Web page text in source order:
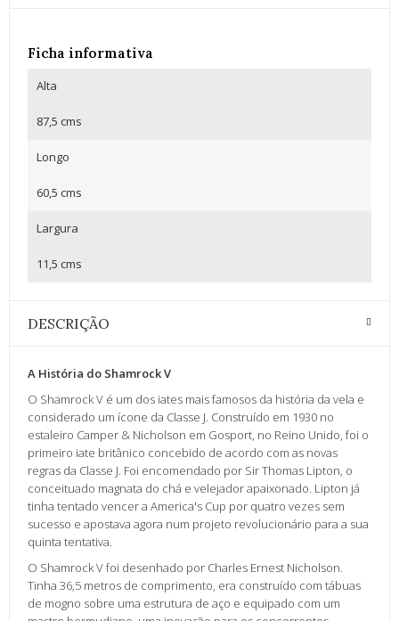
Ficha informativa
Alta
87,5 cms
Longo
60,5 cms
Largura
11,5 cms
DESCRIÇÃO
A História do Shamrock V
O Shamrock V é um dos iates mais famosos da história da vela e
considerado um ícone da Classe J. Construído em 1930 no
estaleiro Camper & Nicholson em Gosport, no Reino Unido, foi o
primeiro iate britânico concebido de acordo com as novas
regras da Classe J. Foi encomendado por Sir Thomas Lipton, o
conceituado magnata do chá e velejador apaixonado. Lipton já
tinha tentado vencer a America's Cup por quatro vezes sem
sucesso e apostava agora num projeto revolucionário para a sua
quinta tentativa.
O Shamrock V foi desenhado por Charles Ernest Nicholson.
Tinha 36,5 metros de comprimento, era construído com tábuas
de mogno sobre uma estrutura de aço e equipado com um